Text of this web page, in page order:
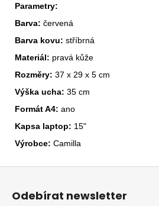
Parametry:
Barva: červená
Barva kovu: stříbrná
Materiál: pravá kůže
Rozměry: 37 x 29 x 5 cm
Výška ucha: 35 cm
Formát A4: ano
Kapsa laptop: 15"
Výrobce: Camilla
Z
Odebírat newsletter